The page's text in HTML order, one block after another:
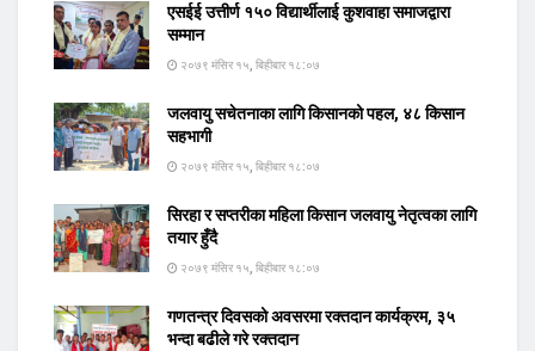
एसईई उत्तीर्ण १५० विद्यार्थीलाई कुशवाहा समाजद्वारा
सम्मान
२०७९ मंसिर १५, बिहीबार १८:०७
जलवायु सचेतनाका लागि किसानको पहल, ४८ किसान
सहभागी
२०७९ मंसिर १५, बिहीबार १८:०७
सिरहा र सप्तरीका महिला किसान जलवायु नेतृत्वका लागि
तयार हुँदै
२०७९ मंसिर १५, बिहीबार १८:०७
गणतन्त्र दिवसको अवसरमा रक्तदान कार्यक्रम, ३५
भन्दा बढीले गरे रक्तदान